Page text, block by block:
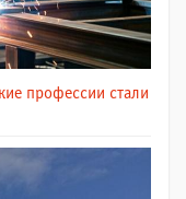
профессии стали